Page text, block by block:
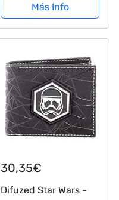
cazarrecompensas
Casco Verde Bi-Fold
Cartera
Más Info
30,35€
Difuzed Star Wars -